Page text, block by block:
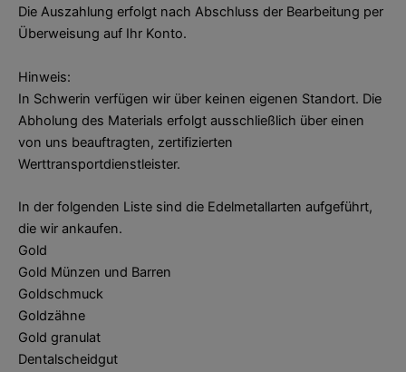
Die Auszahlung erfolgt nach Abschluss der Bearbeitung per
Überweisung auf Ihr Konto.
Hinweis:
In Schwerin verfügen wir über keinen eigenen Standort. Die
Abholung des Materials erfolgt ausschließlich über einen
von uns beauftragten, zertifizierten
Werttransportdienstleister.
In der folgenden Liste sind die Edelmetallarten aufgeführt,
die wir ankaufen.
Gold
Gold Münzen und Barren
Goldschmuck
Goldzähne
Gold granulat
Dentalscheidgut